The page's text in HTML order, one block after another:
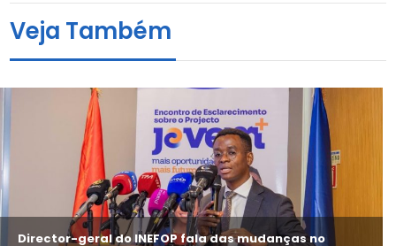
Veja Também
Director-geral do INEFOP fala das mudanças no